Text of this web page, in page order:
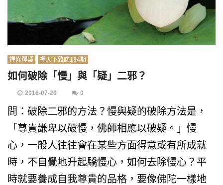
禪修釋疑 禪天下雜誌134期
如何破除「慢」與「疑」二邪？
2016-07-20 0
問：破除二邪的方法？慢與疑的破除方法是，
「尊貴謙卑以破慢，佛師相應以破疑。」慢
心，一般人往往會在某些方面得意或有所成就
時，不自覺地升起驕慢心，如何去除慢心？平
時就要養成自我尊貴的品格，要像佛陀一樣地